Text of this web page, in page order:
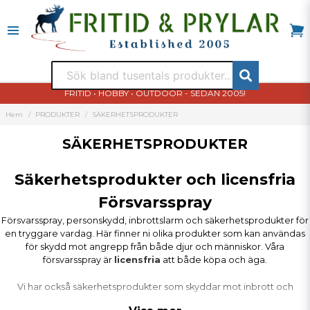
FRITID • HOBBY • OUTDOOR - SEDAN 2005!
Hem PRODUKTER SÄKERHETSPRODUKTER
SÄKERHETSPRODUKTER
Säkerhetsprodukter och licensfria
Försvarsspray
Försvarsspray, personskydd, inbrottslarm och säkerhetsprodukter för
en tryggare vardag. Här finner ni olika produkter som kan användas
för skydd mot angrepp från både djur och människor. Våra
försvarsspray är licensfria att både köpa och äga.
Vi har också säkerhetsprodukter som skyddar mot inbrott och